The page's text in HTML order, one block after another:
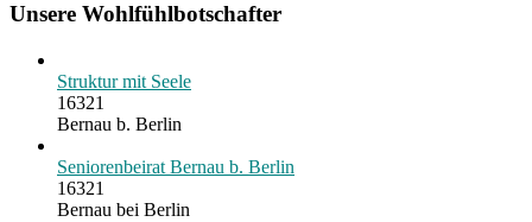
Unsere Wohlfühlbotschafter
Struktur mit Seele
16321
Bernau b. Berlin
Seniorenbeirat Bernau b. Berlin
16321
Bernau bei Berlin